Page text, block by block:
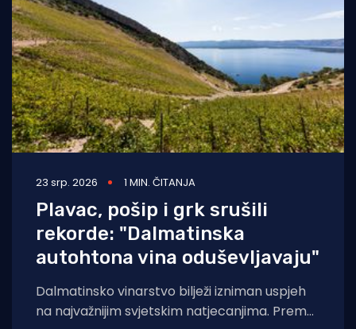
23 srp. 2026 1 MIN. ČITANJA
Plavac, pošip i grk srušili
rekorde: "Dalmatinska
autohtona vina oduševljavaju"
Dalmatinsko vinarstvo bilježi izniman uspjeh
na najvažnijim svjetskim natjecanjima. Prema